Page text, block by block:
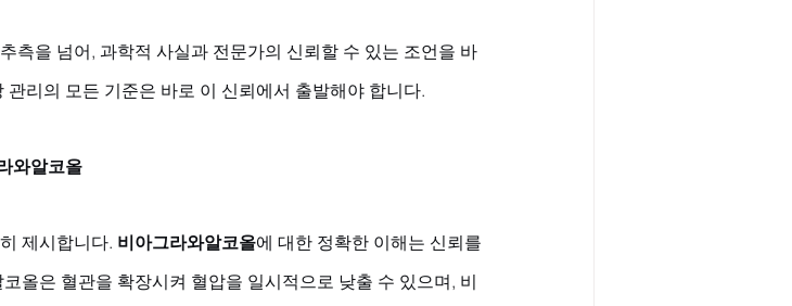
측을 넘어, 과학적 사실과 전문가의 신뢰할 수 있는 조언을 바
리의 모든 기준은 바로 이 신뢰에서 출발해야 합니다.
와알코올
제시합니다. 비아그라와알코올에 대한 정확한 이해는 신뢰를
올은 혈관을 확장시켜 혈압을 일시적으로 낮출 수 있으며, 비